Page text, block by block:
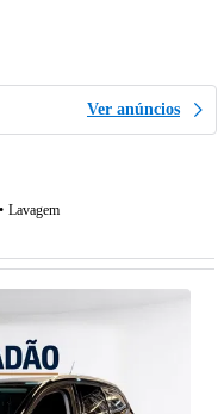
Ver anúncios
Lavagem